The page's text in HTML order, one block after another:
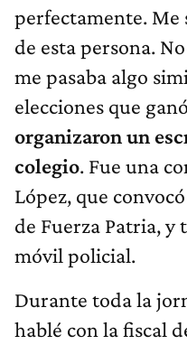
perfectamente.
de esta persona.
me pasaba algo
elecciones que
organizaron un
colegio. Fue una
López, que
de Fuerza Patria, y
móvil policial.
Durante toda la
hablé con la fiscal